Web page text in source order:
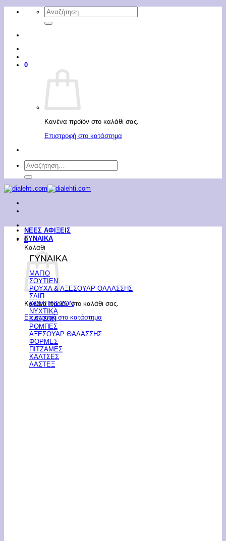
Μετάβαση
Αναζήτηση
για:
0
Κανένα προϊόν στο καλάθι σας.
Επιστροφή στο κατάστημα
Αναζήτηση
για:
0
Καλάθι
Κανένα προϊόν στο καλάθι σας.
Επιστροφή στο κατάστημα
ΝΕΕΣ ΑΦΙΞΕΙΣ
ΓΥΝΑΙΚΑ
ΓΥΝΑΙΚΑ
ΜΑΓΙΟ
ΣΟΥΤΙΕΝ
ΡΟΥΧΑ & ΑΞΕΣΟΥΑΡ ΘΑΛΑΣΣΗΣ
ΣΛΙΠ
ΚΟΜΠΙΝΕΖΟΝ
ΝΥΧΤΙΚΑ
ΚΑΛΣΟΝ
ΡΟΜΠΕΣ
ΑΞΕΣΟΥΑΡ ΘΑΛΑΣΣΗΣ
ΦΟΡΜΕΣ
ΠΙΤΖΑΜΕΣ
ΚΑΛΤΣΕΣ
ΛΑΣΤΕΞ